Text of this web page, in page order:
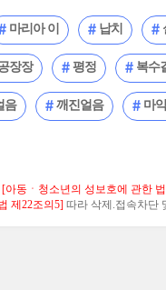
마리아 이 납치
장장 평정 복수
음 깨진얼음 마
[아동ㆍ청소년의 성보호에 관한
제22조의5] 따라 삭제.접속차단